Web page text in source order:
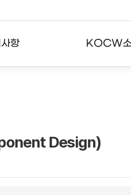
항
움말
KOCW
Design)